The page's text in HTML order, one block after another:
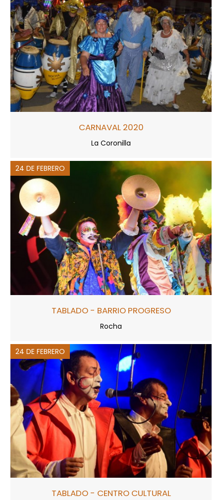
CARNAVAL 2020
La Coronilla
24 DE FEBRERO
TABLADO - BARRIO PROGRESO
Rocha
24 DE FEBRERO
TABLADO - CENTRO CULTURAL